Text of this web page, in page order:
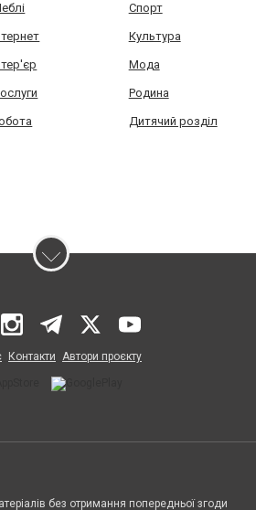
Спорт
Культура
Мода
Родина
Дитячий розділ
Контакти Автори проєкту
без отримання попередньої згоди